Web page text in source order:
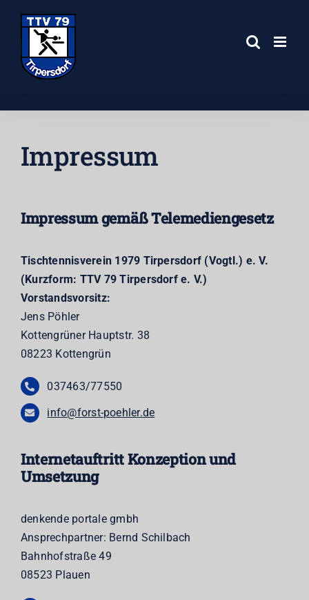
Inhalt
springen
Impressum
Impressum gemäß Telemediengesetz
Tischtennisverein 1979 Tirpersdorf (Vogtl.) e. V.
(Kurzform: TTV 79 Tirpersdorf e. V.)
Vorstandsvorsitz:
Jens Pöhler
Kottengrüner Hauptstr. 38
08223 Kottengrün
037463/77550
info@forst-poehler.de
Internetauftritt Konzeption und
Umsetzung
denkende portale gmbh
Ansprechpartner: Bernd Schilbach
Bahnhofstraße 49
08523 Plauen